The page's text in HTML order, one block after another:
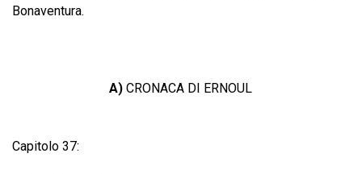
Bonaventura.
A)CRONACA DI ERNOUL
Capitolo 37: